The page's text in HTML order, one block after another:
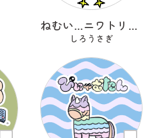
ねむい…ニワトリさん
しろうさぎ